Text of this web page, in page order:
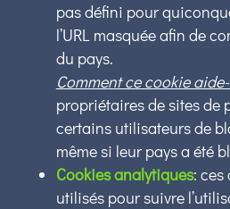
pas défini pour
l’URL masquée afin de
du pays.
Comment ce cookie
propriétaires de sites de
certains utilisateurs de
même si leur pays a été
Cookies analytiques: ces
utilisés pour suivre